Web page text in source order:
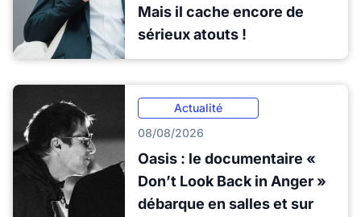
Mais il cache encore de
sérieux atouts !
Actualité
08/08/2026
Oasis : le documentaire «
Don’t Look Back in Anger »
débarque en salles et sur